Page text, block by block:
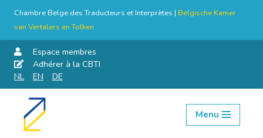
Chambre Belge des Traducteurs et Interprètes | Belgische Kamer
van Vertalers en Tolken
Espace membres
Adhérer à la CBTI
NL
EN DE
Aller
Menu